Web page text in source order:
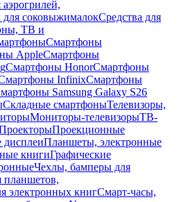
для соковыжималокСредства для
ТВ и
Смартфоны
AppleСмартфоны
Смартфоны HonorСмартфоны
InfinixСмартфоны
Samsung Galaxy S26
Складные смартфоныТелевизоры,
Мониторы-телевизорыТВ-
Проекционные
дисплеиПланшеты, электронные
книгиГрафические
Чехлы, бамперы для
планшетов,
электронных книгСмарт-часы,